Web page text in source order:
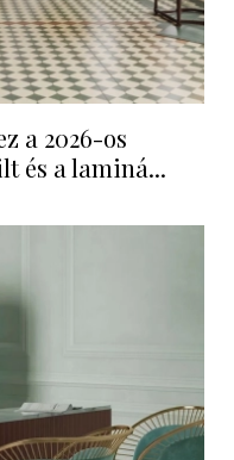
a 2026-os
és a laminá...